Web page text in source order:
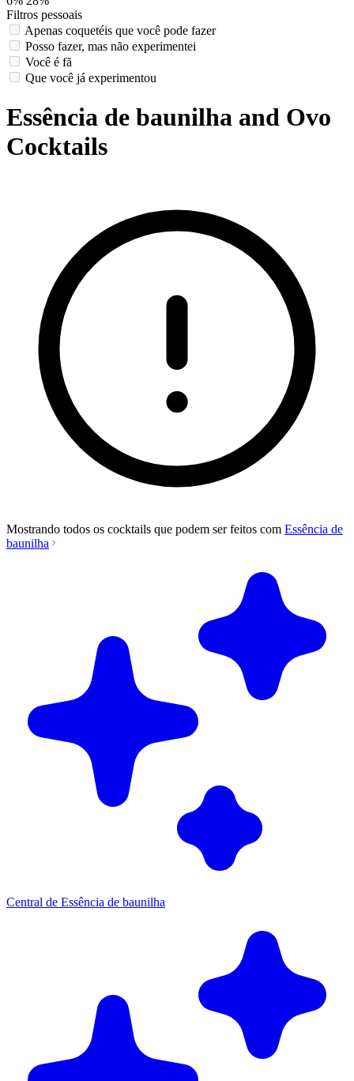
Filtros pessoais
Apenas coquetéis que você pode fazer
Posso fazer, mas não experimentei
Você é fã
Que você já experimentou
Essência de baunilha and Ovo
Cocktails
Mostrando todos os cocktails que podem ser feitos com Essência de
baunilha
Central de Essência de baunilha